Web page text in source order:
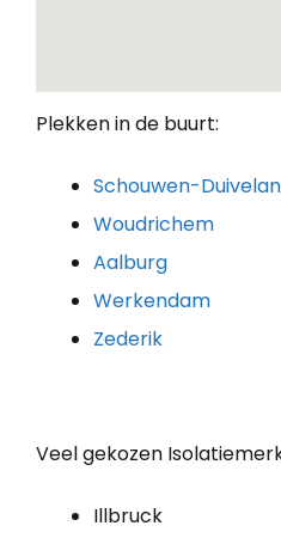
Plekken in de buurt:
Schouwen-
Woudrichem
Aalburg
Werkendam
Zederik
Veel gekozen
Illbruck